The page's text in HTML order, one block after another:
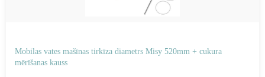
Mobilas vates mašīnas tirkīza diametrs Misy 520mm + cukura
mērīšanas kauss